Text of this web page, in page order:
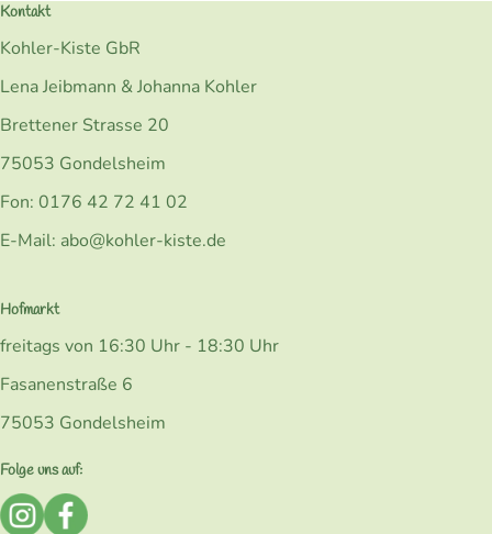
Kontakt
Kohler-Kiste GbR
Lena Jeibmann & Johanna Kohler
Brettener Strasse 20
75053 Gondelsheim
Fon: 0176 42 72 41 02
E-Mail: abo@kohler-kiste.de
Hofmarkt
freitags von 16:30 Uhr - 18:30 Uhr
Fasanenstraße 6
75053 Gondelsheim
Folge uns auf:
Externer Link zu https://www.instagram.com/
Externer Link zu https://www.facebook.com/